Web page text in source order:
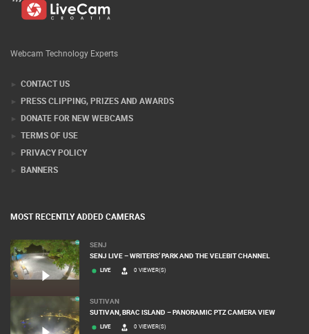
Webcam Technology Experts
CONTACT US
PRESS CLIPPING, PRIZES AND AWARDS
DONATE FOR NEW WEBCAMS
TERMS OF USE
PRIVACY POLICY
BANNERS
MOST RECENTLY ADDED CAMERAS
SENJ
SENJ LIVE – WRITERS’ PARK AND THE VELEBIT CHANNEL
LIVE 0 VIEWER(S)
SUTIVAN
SUTIVAN, BRAC ISLAND – PANORAMIC PTZ CAMERA VIEW
LIVE 0 VIEWER(S)